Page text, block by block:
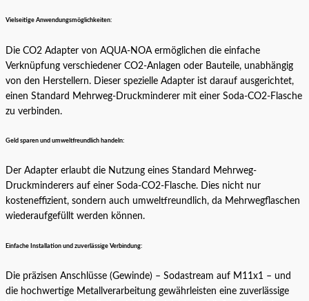
Vielseitige Anwendungsmöglichkeiten:
Die CO2 Adapter von AQUA-NOA ermöglichen die einfache
Verknüpfung verschiedener CO2-Anlagen oder Bauteile, unabhängig
von den Herstellern. Dieser spezielle Adapter ist darauf ausgerichtet,
einen Standard Mehrweg-Druckminderer mit einer Soda-CO2-Flasche
zu verbinden.
Geld sparen und umweltfreundlich handeln:
Der Adapter erlaubt die Nutzung eines Standard Mehrweg-
Druckminderers auf einer Soda-CO2-Flasche. Dies nicht nur
kosteneffizient, sondern auch umweltfreundlich, da Mehrwegflaschen
wiederaufgefüllt werden können.
Einfache Installation und zuverlässige Verbindung:
Die präzisen Anschlüsse (Gewinde) – Sodastream auf M11x1 – und
die hochwertige Metallverarbeitung gewährleisten eine zuverlässige